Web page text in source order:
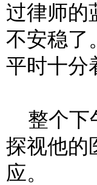
过律师的
不安稳了
平时十分
整个下
探视他的
应。